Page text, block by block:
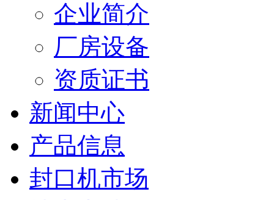
企业简介
厂房设备
资质证书
新闻中心
产品信息
封口机市场